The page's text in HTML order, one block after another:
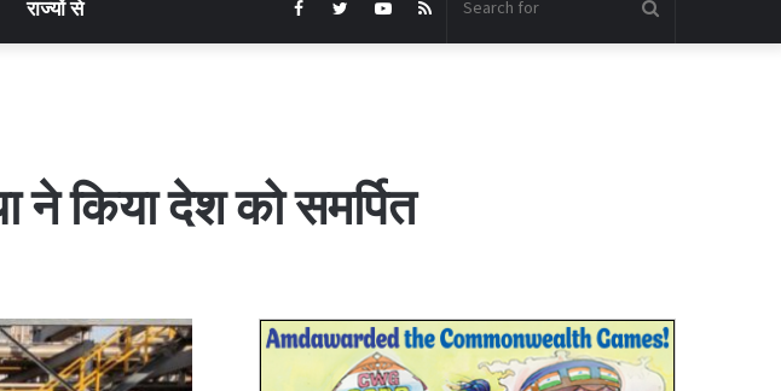
राज्यों से RSS
YouTube
Twitter
Facebook
किया देश को समर्पित